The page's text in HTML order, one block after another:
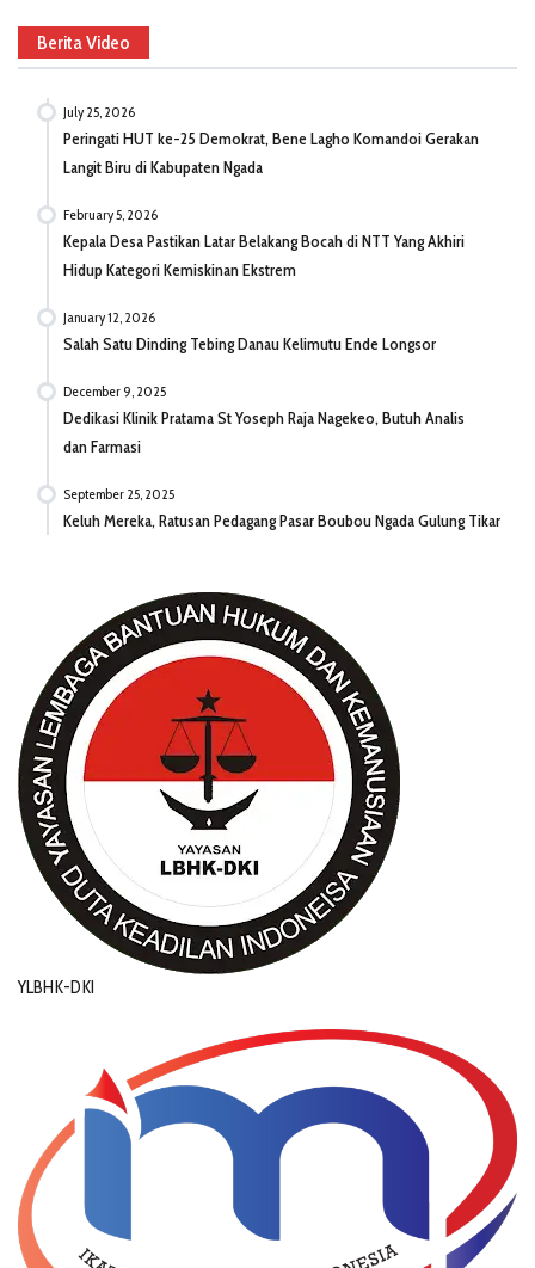
Berita Video
July 25, 2026
Peringati HUT ke-25 Demokrat, Bene Lagho Komandoi Gerakan
Langit Biru di Kabupaten Ngada
February 5, 2026
Kepala Desa Pastikan Latar Belakang Bocah di NTT Yang Akhiri
Hidup Kategori Kemiskinan Ekstrem
January 12, 2026
Salah Satu Dinding Tebing Danau Kelimutu Ende Longsor
December 9, 2025
Dedikasi Klinik Pratama St Yoseph Raja Nagekeo, Butuh Analis
dan Farmasi
September 25, 2025
Keluh Mereka, Ratusan Pedagang Pasar Boubou Ngada Gulung Tikar
YLBHK-DKI